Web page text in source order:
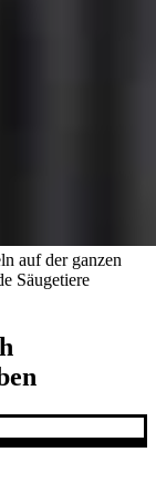
auf der ganzen
Säugetiere